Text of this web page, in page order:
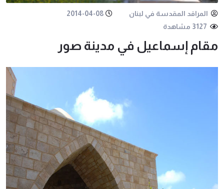
المراقد المقدسة في لبنان
2014-04-08
مقام إسماعيل في مدينة صور